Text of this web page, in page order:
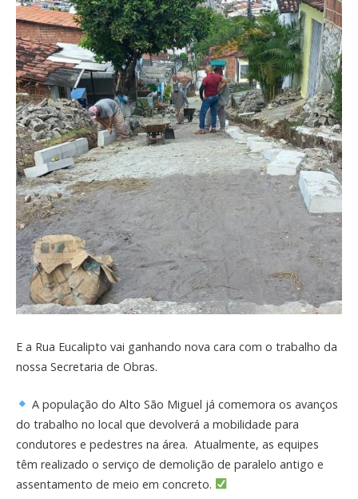
E a Rua Eucalipto vai ganhando nova cara com o trabalho da
nossa Secretaria de Obras.
A população do Alto São Miguel já comemora os avanços
do trabalho no local que devolverá a mobilidade para
condutores e pedestres na área. Atualmente, as equipes
têm realizado o serviço de demolição de paralelo antigo e
assentamento de meio em concreto.